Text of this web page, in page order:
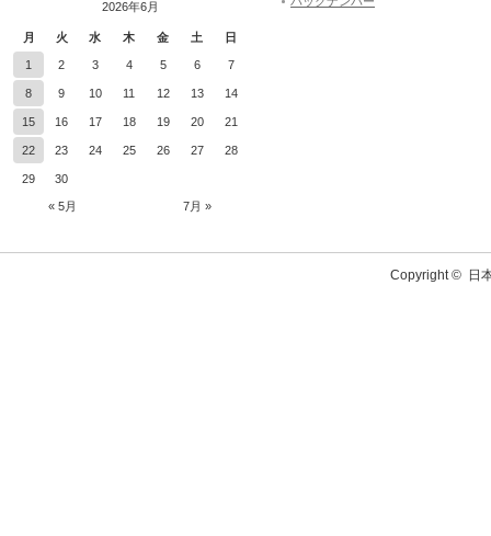
2026年6月
月 火 水 木 金 土 日
« 5月 7月 »
1 2 3 4 5 6 7
8 9 10 11 12 13 14
15 16 17 18 19 20 21
22 23 24 25 26 27 28
29 30
Copyright © 日